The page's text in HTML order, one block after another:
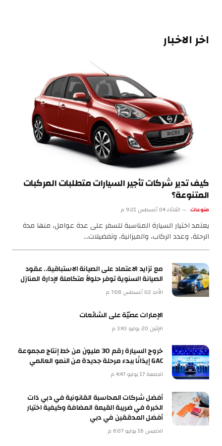
اخر الاخبار
كيف تدير شركات تأجير السيارات متطلبات المركبات
المتنوعة؟
منوعات الثلاثاء 04 أغسطس 9:21 م
يعتمد اختيار السيارة المناسبة للسفر على عدة عوامل، منها مدة
الرحلة، وعدد الركاب، والميزانية، وتفضيلات…
مع تزايد الاعتماد على الصيانة الاستباقية.. عقود
الصيانة السنوية توفر حلولاً متكاملة لإدارة المنازل
الأحد 02 أغسطس 7:08 م
الإمارات عصيّة على الشائعات
الإثنين 20 يوليو 3:43 م
خروج السيارة رقم 30 مليون من خط إنتاج مجموعة
GAC إيذانًا ببدء مرحلة جديدة من النمو العالمي
الجمعة 17 يوليو 4:47 م
أفضل شركات المحاسبة القانونية في دبي ذات
الخبرة في ضريبة القيمة المضافة وكيفية اختيار
أفضل المدققين في دبي
الخميس 16 يوليو 6:07 م